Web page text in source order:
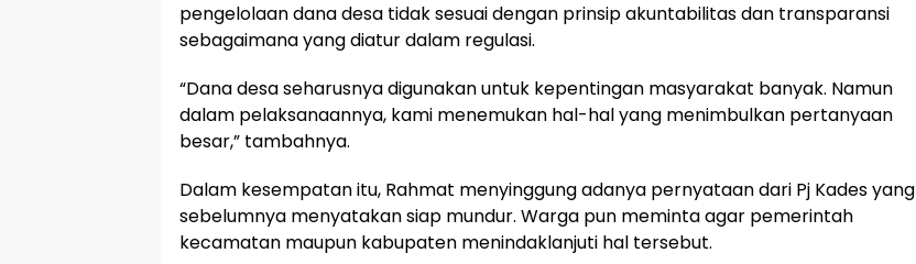
pengelolaan dana desa tidak sesuai dengan prinsip akuntabilitas dan transparansi
sebagaimana yang diatur dalam regulasi.
“Dana desa seharusnya digunakan untuk kepentingan masyarakat banyak. Namun
dalam pelaksanaannya, kami menemukan hal-hal yang menimbulkan pertanyaan
besar,” tambahnya.
Dalam kesempatan itu, Rahmat menyinggung adanya pernyataan dari Pj Kades yang
sebelumnya menyatakan siap mundur. Warga pun meminta agar pemerintah
kecamatan maupun kabupaten menindaklanjuti hal tersebut.